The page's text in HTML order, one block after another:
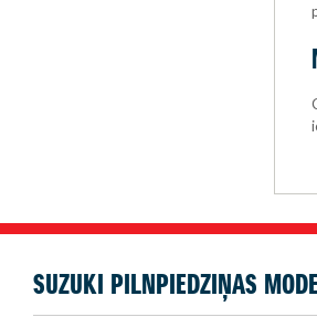
SUZUKI PILNPIEDZIŅAS